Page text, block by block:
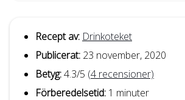
Recept av: Drinkoteket
Publicerat: 23 november, 2020
Betyg:4.3/5 (4 recensioner)
Förberedelsetid: 1 minuter